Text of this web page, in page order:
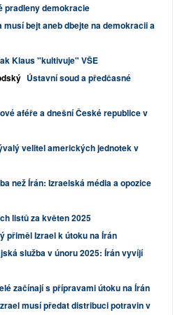
pradleny demokracie
musí bejt aneb dbejte na demokracii a
Klaus "kultivuje" VŠE
Ústavní soud a předčasné
aféře a dnešní České republice v
velitel amerických jednotek v
než Írán: Izraelská média a opozice
listů za květen 2025
přiměl Izrael k útoku na Írán
služba v únoru 2025: Írán vyvíjí
začínají s přípravami útoku na Írán
musí předat distribuci potravin v